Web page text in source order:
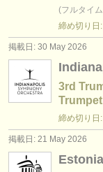
(フルタイ
締め切り日:
掲載日: 30 May 2026
3rd
Trumpet
締め切り日:
掲載日: 21 May 2026